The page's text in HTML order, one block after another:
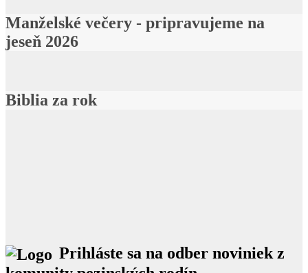
Manželské večery - pripravujeme na
jeseň 2026
Biblia za rok
Prihláste sa na odber noviniek z